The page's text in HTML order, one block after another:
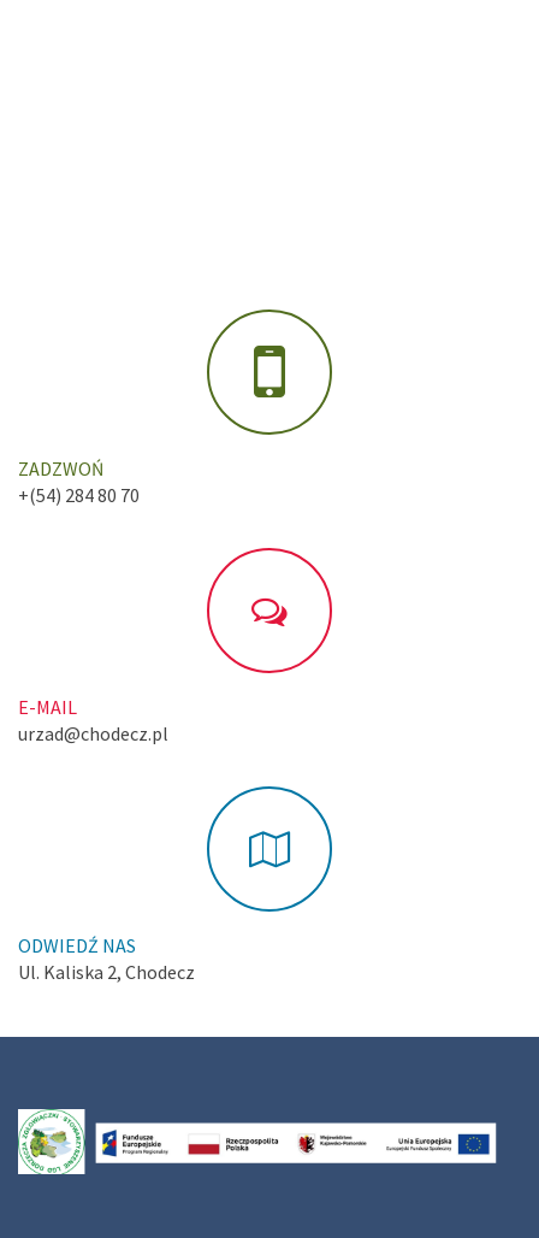
ZADZWOŃ
+(54) 284 80 70
E-MAIL
urzad@chodecz.pl
ODWIEDŹ NAS
Ul. Kaliska 2, Chodecz